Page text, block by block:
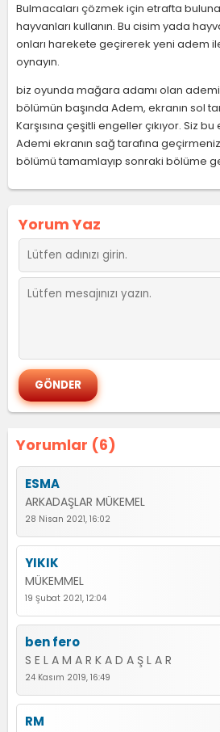
Bulmacaları çözmek için etrafta
hayvanları kullanın. Bu cisim yada
onları harekete geçirerek yeni adem
oynayın.
biz oyunda mağara adamı olan
bölümün başında Adem, ekranın sol
Karşısına çeşitli engeller çıkıyor. Siz
Ademi ekranın sağ tarafına
bölümü tamamlayıp sonraki bölüme
Yorumlar (6)
ESMA
ARKADAŞLAR MÜKEMEL
28 Nisan 2021, 16:02
YIKIK
MÜKEMMEL
19 Şubat 2021, 12:04
ben fero
S E L A M A R K A D A Ş L A R
24 Kasım 2019, 16:49
RM
Yorum Yaz